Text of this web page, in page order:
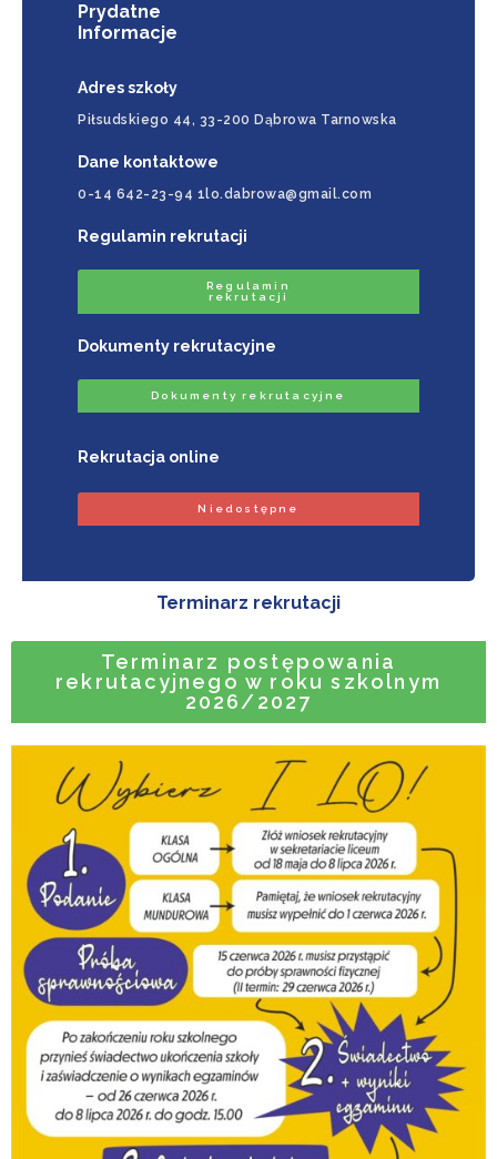
Prydatne
Informacje
Adres szkoły
Piłsudskiego 44, 33-200 Dąbrowa Tarnowska
Dane kontaktowe
0-14 642-23-94 1lo.dabrowa@gmail.com
Regulamin rekrutacji
Regulamin
rekrutacji
Dokumenty rekrutacyjne
Dokumenty rekrutacyjne
Rekrutacja online
Niedostępne
Terminarz rekrutacji
Terminarz postępowania
rekrutacyjnego w roku szkolnym
2026/2027